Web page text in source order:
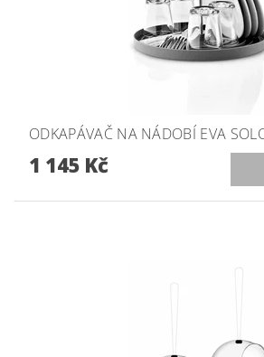
ODKAPÁVAČ NA NÁDOBÍ EVA
1 145 Kč